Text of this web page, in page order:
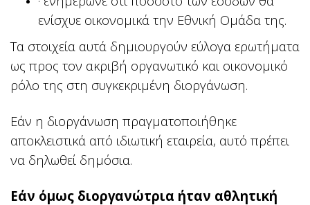
ενίσχυε οικονομικά την Εθνική Ομάδα της.
Τα στοιχεία αυτά δημιουργούν εύλογα ερωτήματα
ως προς τον ακριβή οργανωτικό και οικονομικό
ρόλο της στη συγκεκριμένη διοργάνωση.
Εάν η διοργάνωση πραγματοποιήθηκε
αποκλειστικά από ιδιωτική εταιρεία, αυτό πρέπει
να δηλωθεί δημόσια.
Εάν όμως διοργανώτρια ήταν αθλητική